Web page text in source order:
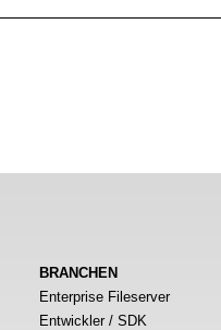
BRANCHEN
Enterprise Fileserver
Entwickler / SDK